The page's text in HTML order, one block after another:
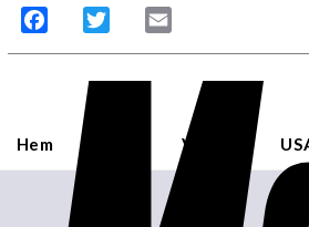
Facebook Twitter
Hem Världen